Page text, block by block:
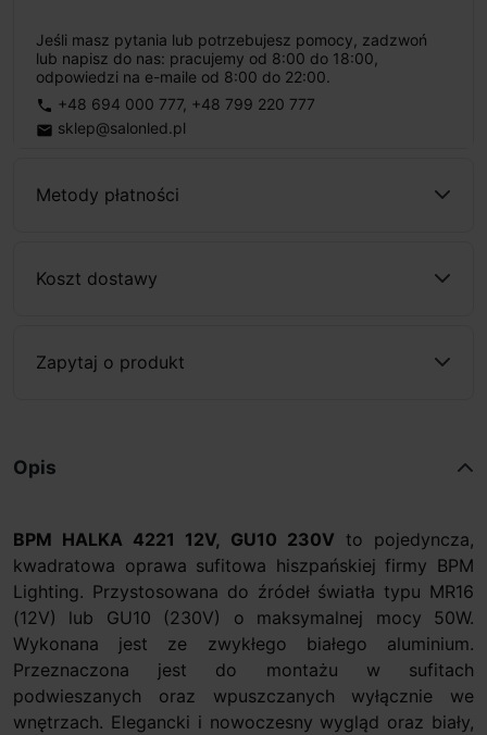
Jeśli masz pytania lub potrzebujesz pomocy, zadzwoń
lub napisz do nas: pracujemy od 8:00 do 18:00,
odpowiedzi na e-maile od 8:00 do 22:00.
phone +48 694 000 777, +48 799 220 777
email sklep@salonled.pl
Metody płatności
Koszt dostawy
Zapytaj o produkt
Opis
BPM HALKA 4221 12V, GU10 230V to pojedyncza,
kwadratowa oprawa sufitowa hiszpańskiej firmy BPM
Lighting. Przystosowana do źródeł światła typu MR16
(12V) lub GU10 (230V) o maksymalnej mocy 50W.
Wykonana jest ze zwykłego białego aluminium.
Przeznaczona jest do montażu w sufitach
podwieszanych oraz wpuszczanych wyłącznie we
wnętrzach. Elegancki i nowoczesny wygląd oraz biały,